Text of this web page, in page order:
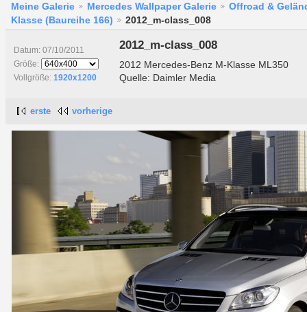
Meine Galerie Mercedes Wallpaper Galerie
Offroad &
Klasse (Baureihe 166)
2012_m-class_008
Datum: 07/10/2011
Größe:
Vollgröße: 1920x1200
2012_m-class_008
2012 Mercedes-Benz M-Klasse ML350
Quelle: Daimler Media
erste vorherige